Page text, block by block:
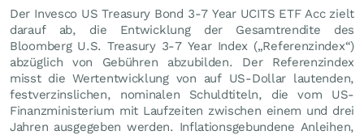
Der Invesco US Treasury Bond 3-7 Year UCITS ETF Acc zielt
darauf ab, die Entwicklung der Gesamtrendite des
Bloomberg U.S. Treasury 3-7 Year Index („Referenzindex“)
abzüglich von Gebühren abzubilden. Der Referenzindex
misst die Wertentwicklung von auf US-Dollar lautenden,
festverzinslichen, nominalen Schuldtiteln, die vom US-
Finanzministerium mit Laufzeiten zwischen einem und drei
Jahren ausgegeben werden. Inflationsgebundene Anleihen,